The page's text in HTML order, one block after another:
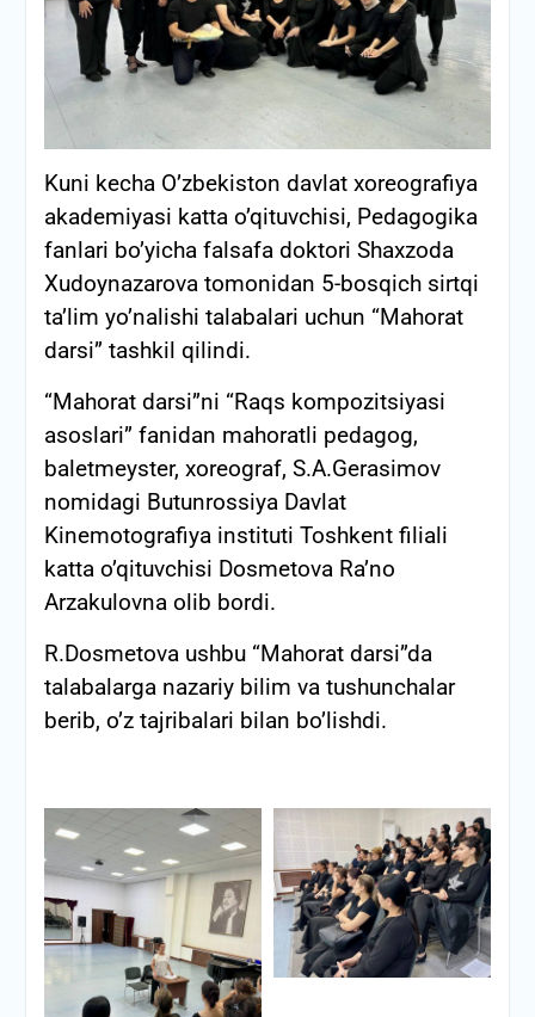
Kuni kecha O’zbekiston davlat xoreografiya
akademiyasi katta o’qituvchisi, Pedagogika
fanlari bo’yicha falsafa doktori Shaxzoda
Xudoynazarova tomonidan 5-bosqich sirtqi
ta’lim yo’nalishi talabalari uchun “Mahorat
darsi” tashkil qilindi.
“Mahorat darsi”ni “Raqs kompozitsiyasi
asoslari” fanidan mahoratli pedagog,
baletmeyster, xoreograf, S.A.Gerasimov
nomidagi Butunrossiya Davlat
Kinemotografiya instituti Toshkent filiali
katta o’qituvchisi Dosmetova Ra’no
Arzakulovna olib bordi.
R.Dosmetova ushbu “Mahorat darsi”da
talabalarga nazariy bilim va tushunchalar
berib, o’z tajribalari bilan bo’lishdi.